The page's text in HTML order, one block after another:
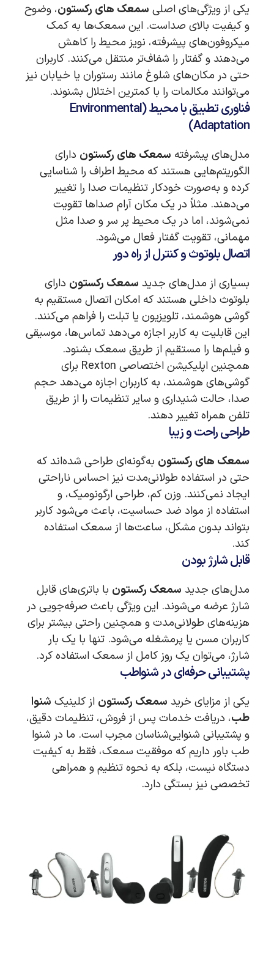
یکی از ویژگی‌های اصلی سمعک های رکستون، وضوح
و کیفیت بالای صداست. این سمعک‌ها به کمک
میکروفون‌های پیشرفته، نویز محیط را کاهش
می‌دهند و گفتار را شفاف‌تر منتقل می‌کنند. کاربران
حتی در مکان‌های شلوغ مانند رستوران یا خیابان نیز
می‌توانند مکالمات را با کمترین اختلال بشنوند.
فناوری تطبیق با محیط (Environmental
Adaptation)
مدل‌های پیشرفته سمعک های رکستون دارای
الگوریتم‌هایی هستند که محیط اطراف را شناسایی
کرده و به‌صورت خودکار تنظیمات صدا را تغییر
می‌دهند. مثلاً در یک مکان آرام صداها تقویت
نمی‌شوند، اما در یک محیط پر سر و صدا مثل
مهمانی، تقویت گفتار فعال می‌شود.
اتصال بلوتوث و کنترل از راه دور
بسیاری از مدل‌های جدید سمعک رکستون دارای
بلوتوث داخلی هستند که امکان اتصال مستقیم به
گوشی هوشمند، تلویزیون یا تبلت را فراهم می‌کنند.
این قابلیت به کاربر اجازه می‌دهد تماس‌ها، موسیقی
و فیلم‌ها را مستقیم از طریق سمعک بشنود.
همچنین اپلیکیشن اختصاصی Rexton برای
گوشی‌های هوشمند، به کاربران اجازه می‌دهد حجم
صدا، حالت شنیداری و سایر تنظیمات را از طریق
تلفن همراه تغییر دهند.
طراحی راحت و زیبا
سمعک های رکستون به‌گونه‌ای طراحی شده‌اند که
حتی در استفاده طولانی‌مدت نیز احساس ناراحتی
ایجاد نمی‌کنند. وزن کم، طراحی ارگونومیک، و
استفاده از مواد ضد حساسیت، باعث می‌شود کاربر
بتواند بدون مشکل، ساعت‌ها از سمعک استفاده
کند.
قابل شارژ بودن
مدل‌های جدید سمعک رکستون با باتری‌های قابل
شارژ عرضه می‌شوند. این ویژگی باعث صرفه‌جویی در
هزینه‌های طولانی‌مدت و همچنین راحتی بیشتر برای
کاربران مسن یا پرمشغله می‌شود. تنها با یک بار
شارژ، می‌توان یک روز کامل از سمعک استفاده کرد.
پشتیبانی حرفه‌ای در شنواطب
یکی از مزایای خرید سمعک رکستون از کلینیک شنوا
طب، دریافت خدمات پس از فروش، تنظیمات دقیق،
و پشتیبانی شنوایی‌شناسان مجرب است. ما در شنوا
طب باور داریم که موفقیت سمعک، فقط به کیفیت
دستگاه نیست، بلکه به نحوه تنظیم و همراهی
تخصصی نیز بستگی دارد.